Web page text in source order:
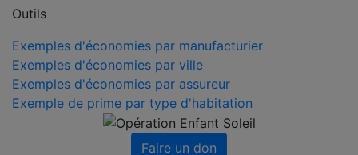
Outils
Exemples d'économies par manufacturier
Exemples d'économies par ville
Exemples d'économies par assureur
Exemple de prime par type d'habitation
Faire un don